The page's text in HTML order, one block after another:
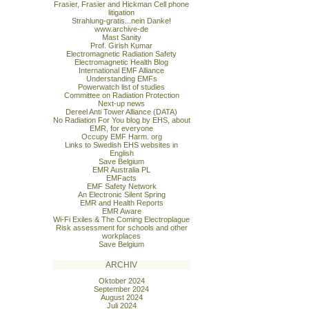
Frasier, Frasier and Hickman Cell phone
litigation
Strahlung-gratis...nein Danke!
www.archive-de
Mast Sanity
Prof. Girish Kumar
Electromagnetic Radiation Safety
Electromagnetic Health Blog
International EMF Alliance
Understanding EMFs
Powerwatch list of studies
Committee on Radiation Protection
Next-up news
Dereel Anti Tower Alliance (DATA)
No Radiation For You blog by EHS, about
EMR, for everyone
Occupy EMF Harm. org
Links to Swedish EHS websites in
English
Save Belgium
EMR Australia PL
EMFacts
EMF Safety Network
An Electronic Silent Spring
EMR and Health Reports
EMR Aware
Wi-Fi Exiles & The Coming Electroplague
Risk assessment for schools and other
workplaces
Save Belgium
ARCHIV
Oktober 2024
September 2024
August 2024
Juli 2024